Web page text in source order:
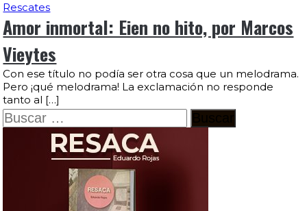
Rescates
Amor inmortal: Eien no hito, por Marcos
Vieytes
Con ese título no podía ser otra cosa que un melodrama.
Pero ¡qué melodrama! La exclamación no responde
tanto al […]
Buscar: